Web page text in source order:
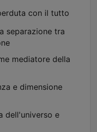
con il tutto
separazione tra
mediatore della
e dimensione
dell'universo e